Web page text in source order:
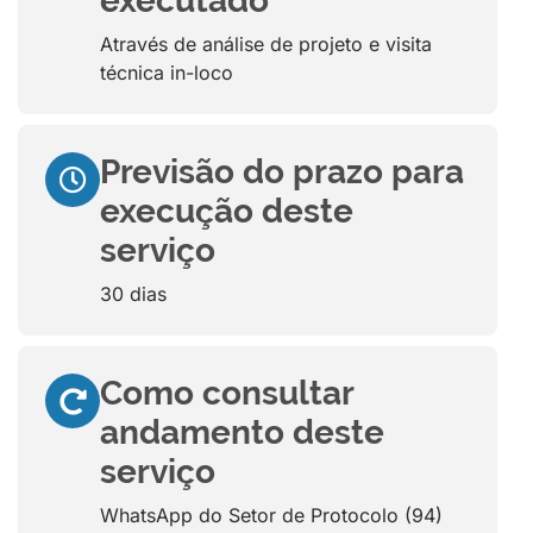
Através de análise de projeto e visita
técnica in-loco
Previsão do prazo para
execução deste
serviço
30 dias
Como consultar
andamento deste
serviço
WhatsApp do Setor de Protocolo (94)